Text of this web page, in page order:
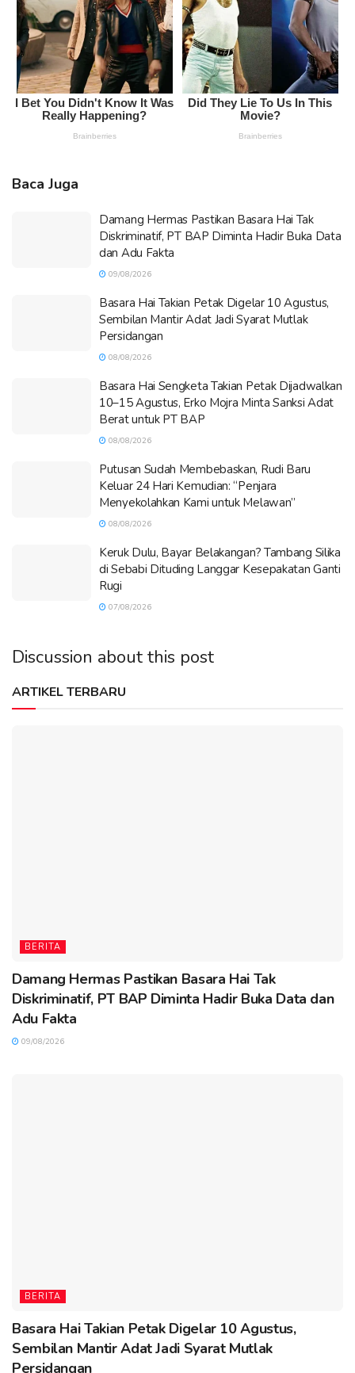
Baca Juga
Damang Hermas Pastikan Basara Hai Tak
Diskriminatif, PT BAP Diminta Hadir Buka Data
dan Adu Fakta
09/08/2026
Basara Hai Takian Petak Digelar 10 Agustus,
Sembilan Mantir Adat Jadi Syarat Mutlak
Persidangan
08/08/2026
Basara Hai Sengketa Takian Petak Dijadwalkan
10–15 Agustus, Erko Mojra Minta Sanksi Adat
Berat untuk PT BAP
08/08/2026
Putusan Sudah Membebaskan, Rudi Baru
Keluar 24 Hari Kemudian: “Penjara
Menyekolahkan Kami untuk Melawan”
08/08/2026
Keruk Dulu, Bayar Belakangan? Tambang Silika
di Sebabi Dituding Langgar Kesepakatan Ganti
Rugi
07/08/2026
Discussion about this post
ARTIKEL TERBARU
BERITA
Damang Hermas Pastikan Basara Hai Tak
Diskriminatif, PT BAP Diminta Hadir Buka Data dan
Adu Fakta
09/08/2026
BERITA
Basara Hai Takian Petak Digelar 10 Agustus,
Sembilan Mantir Adat Jadi Syarat Mutlak
Persidangan